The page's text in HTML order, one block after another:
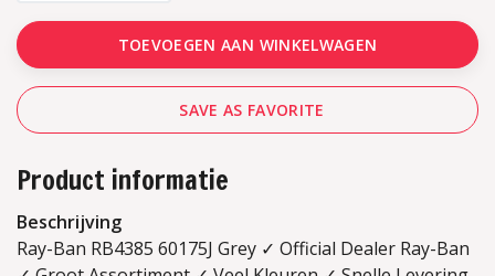
TOEVOEGEN AAN WINKELWAGEN
SAVE AS FAVORITE
Product informatie
Beschrijving
Ray-Ban RB4385 60175J Grey ✓ Official Dealer Ray-Ban